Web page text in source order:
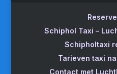
Schiphol Taxi –
Schipholtaxi
Tarieven taxi
Contact met